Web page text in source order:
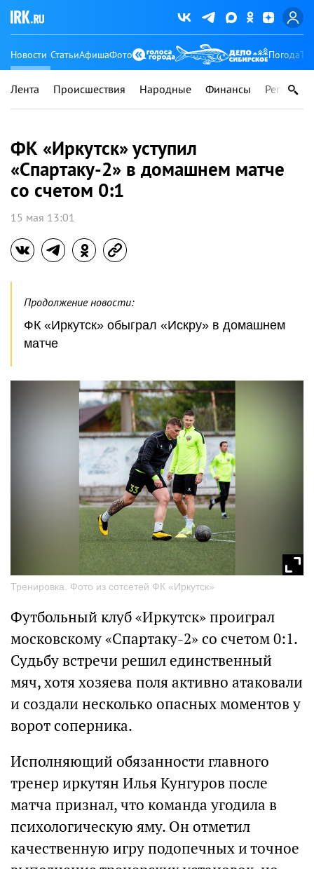
Новости СтатьиАфишаФото Погода
Лента Происшествия Народные Финансы Регионы
ФК «Иркутск» уступил
«Спартаку-2» в домашнем матче
со счетом 0:1
15 мая 13:01
Продолжение новости:
ФК «Иркутск» обыграл «Искру» в домашнем
матче
Тренировка. Фото из сотсетей ФК «Иркутск»
Футбольный клуб «Иркутск» проиграл
московскому «Спартаку-2» со счетом 0:1.
Судьбу встречи решил единственный
мяч, хотя хозяева поля активно атаковали
и создали несколько опасных моментов у
ворот соперника.
Исполняющий обязанности главного
тренер иркутян Илья Кунгуров после
матча признал, что команда угодила в
психологическую яму. Он отметил
качественную игру подопечных и точное